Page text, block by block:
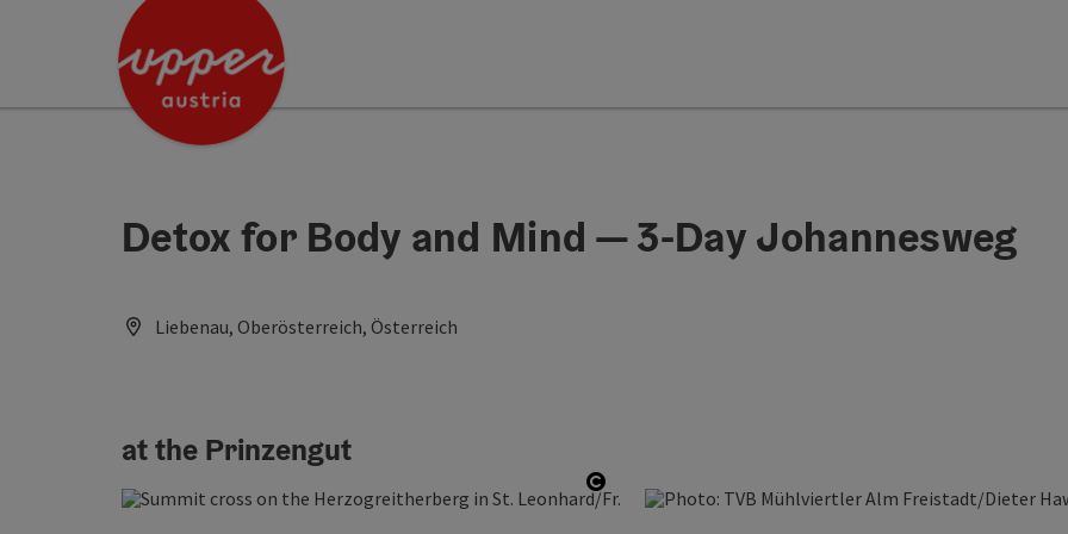
Accesskey
Accesskey
Detox for Body and Mind — 3-Day Johannesweg
Liebenau, Oberösterreich, Österreich
at the Prinzengut
Open copyright